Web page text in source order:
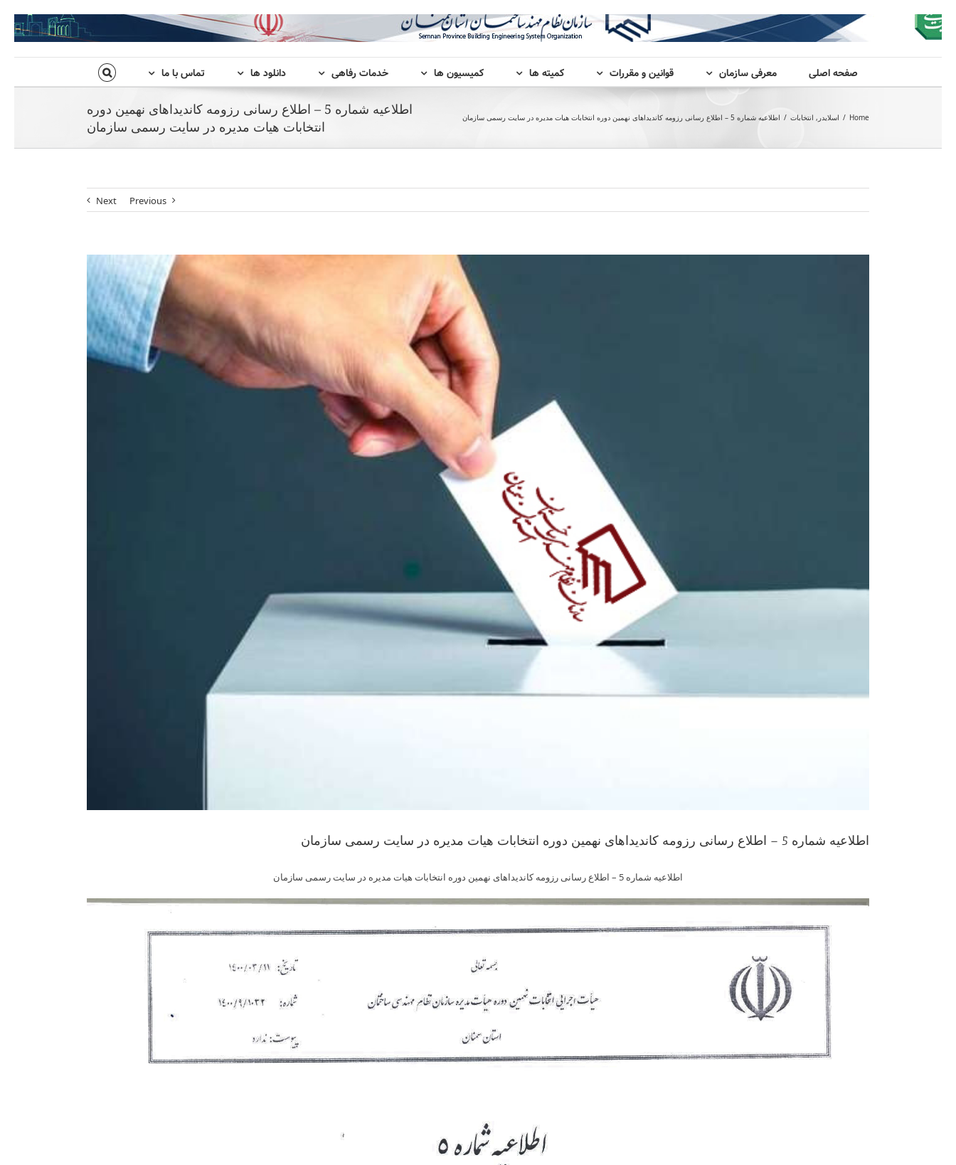
صفحه اصلی معرفی سازمان قوانین و مقررات کمیته ها کمیسیون ها خدمات رفاهی دانلود ها تماس با ما
اطلاعیه شماره 5 – اطلاع رسانی رزومه کاندیداهای نهمین دوره
انتخابات هیات مدیره در سایت رسمی سازمان
Home
/ اسلایدر , انتخابات / اطلاعیه شماره 5 – اطلاع رسانی رزومه کاندیداهای نهمین دوره انتخابات هیات مدیره در سایت رسمی سازمان
Previous
Next
اطلاعیه شماره 5 – اطلاع رسانی رزومه کاندیداهای نهمین دوره انتخابات هیات مدیره در سایت رسمی سازمان
اطلاعیه شماره 5 – اطلاع رسانی رزومه کاندیداهای نهمین دوره انتخابات هیات مدیره در سایت رسمی سازمان